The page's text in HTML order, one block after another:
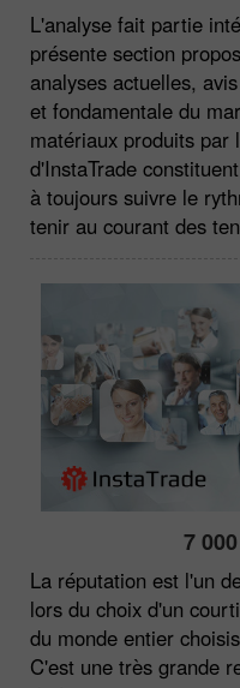
L'analyse fait partie
présente section
analyses actuelles,
et fondamentale du
matériaux produits par
d'InstaTrade
à toujours suivre le
tenir au courant des
7
La réputation est l'un
lors du choix d'un
du monde entier
C'est une très grande